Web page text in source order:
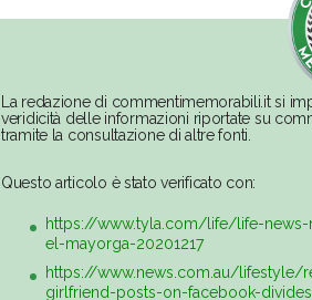
La redazione di commentimemorabili.it si
veridicità delle informazioni riportate su
tramite la consultazione di altre fonti.
Questo articolo è stato verificato con:
https://www.tyla.com/life/life-
el-mayorga-20201217
https://www.news.com.au/
girlfriend-posts-on-facebook-